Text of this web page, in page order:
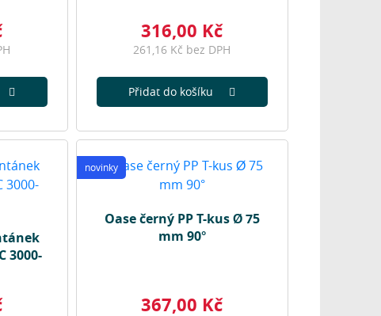
316,00 Kč
261,16 Kč bez DPH
Přidat do košíku
3000-
novinky
Oase černý PP T-kus Ø 75
mm 90°
367,00 Kč